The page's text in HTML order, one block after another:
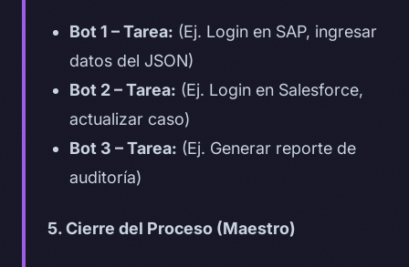
Bot 1 – Tarea: (Ej. Login en SAP, ingresar
datos del JSON)
Bot 2 – Tarea: (Ej. Login en Salesforce,
actualizar caso)
Bot 3 – Tarea: (Ej. Generar reporte de
auditoría)
5. Cierre del Proceso (Maestro)